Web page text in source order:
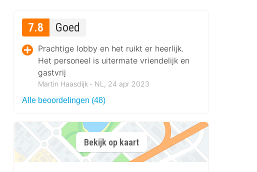
7.8 Goed
Prachtige lobby en het ruikt er heerlijk.
Het personeel is uitermate vriendelijk en
gastvrij
Martin Haasdijk ‐ NL, 24 apr 2023
Alle beoordelingen (48)
Bekijk op kaart